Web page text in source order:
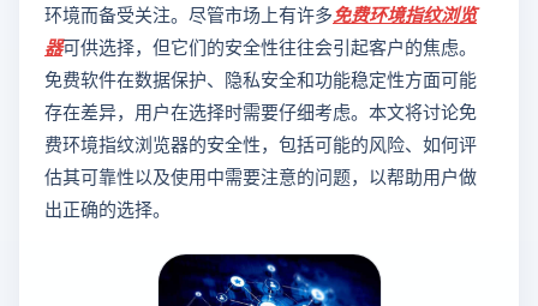
环境而备受关注。尽管市场上有许多免费环境指纹浏览
器可供选择，但它们的安全性往往会引起客户的焦虑。
免费软件在数据保护、隐私安全和功能稳定性方面可能
存在差异，用户在选择时需要仔细考虑。本文将讨论免
费环境指纹浏览器的安全性，包括可能的风险、如何评
估其可靠性以及使用中需要注意的问题，以帮助用户做
出正确的选择。